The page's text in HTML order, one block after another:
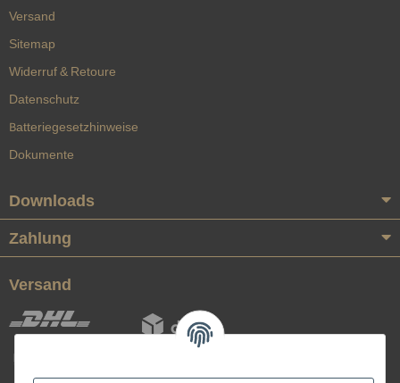
Versand
Sitemap
Widerruf & Retoure
Datenschutz
Batteriegesetzhinweise
Dokumente
Downloads
Zahlung
Versand